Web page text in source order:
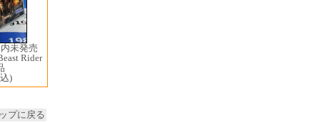
未発売
Rider
)
プに戻る